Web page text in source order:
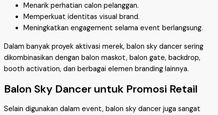
Menarik perhatian calon pelanggan.
Memperkuat identitas visual brand.
Meningkatkan engagement selama event berlangsung.
Dalam banyak proyek aktivasi merek, balon sky dancer sering
dikombinasikan dengan balon maskot, balon gate, backdrop,
booth activation, dan berbagai elemen branding lainnya.
Balon Sky Dancer untuk Promosi Retail
Selain digunakan dalam event, balon sky dancer juga sangat